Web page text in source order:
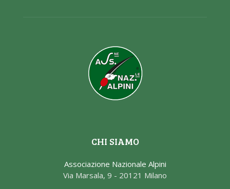
CHI SIAMO
Associazione Nazionale Alpini
Via Marsala, 9 - 20121 Milano